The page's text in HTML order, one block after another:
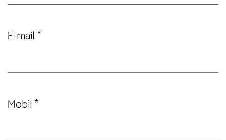
E-mail*
Mobil*